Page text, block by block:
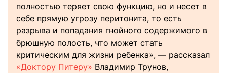
полностью теряет свою функцию, но и несет в
себе прямую угрозу перитонита, то есть
разрыва и попадания гнойного содержимого в
брюшную полость, что может стать
критическим для жизни ребенка», — рассказал
«Доктору Питеру» Владимир Трунов,